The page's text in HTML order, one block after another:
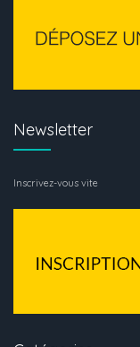
Newsletter
Inscrivez-vous vite